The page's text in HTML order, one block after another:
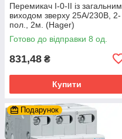
Перемикач I-0-II із загальним
виходом зверху 25А/230В, 2-
пол., 2м. (Hager)
Готово до відправки 8 од.
831,48 ₴
Купити
Подарунок